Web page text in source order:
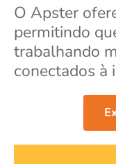
O Apster
permitindo
trabalhando
conectados à